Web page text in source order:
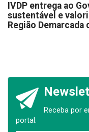
IVDP entrega ao
sustentável e
Região Demarcada
Receba por
portal.